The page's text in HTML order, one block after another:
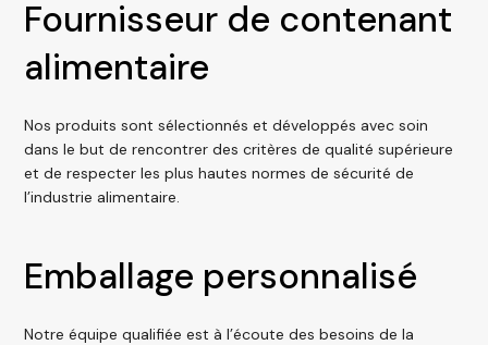
Fournisseur de contenant
alimentaire
Nos produits sont sélectionnés et développés avec soin
dans le but de rencontrer des critères de qualité supérieure
et de respecter les plus hautes normes de sécurité de
l’industrie alimentaire.
Emballage personnalisé
Notre équipe qualifiée est à l’écoute des besoins de la